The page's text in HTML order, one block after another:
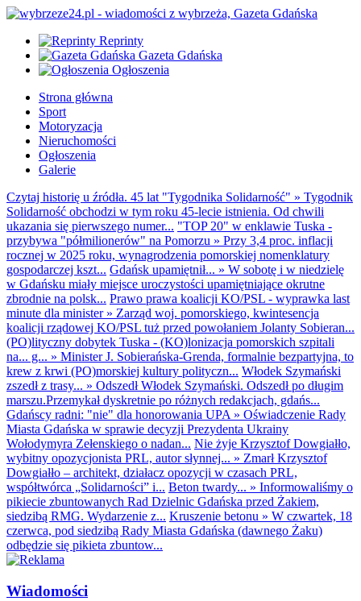
Reprinty
Gazeta Gdańska
Ogłoszenia
Strona główna
Sport
Motoryzacja
Nieruchomości
Ogłoszenia
Galerie
Czytaj historię u źródła. 45 lat "Tygodnika Solidarność" » Tygodnik
Solidarność obchodzi w tym roku 45-lecie istnienia. Od chwili
ukazania się pierwszego numer... "TOP 20" w enklawie Tuska -
przybywa "półmilionerów" na Pomorzu » Przy 3,4 proc. inflacji
rocznej w 2025 roku, wynagrodzenia pomorskiej nomenklatury
gospodarczej kszt... Gdańsk upamiętnił... » W sobotę i w niedzielę
w Gdańsku miały miejsce uroczystości upamiętniające okrutne
zbrodnie na polsk... Prawo prawa koalicji KO/PSL - wyprawka last
minute dla minister» Zarząd woj. pomorskiego, kwintesencja
koalicji rządowej KO/PSL tuż przed powołaniem Jolanty Sobieran...
(PO)lityczny dobytek Tuska - (KO)lonizacja pomorskich szpitali
na... g... » Minister J. Sobierańska-Grenda, formalnie bezpartyjna, to
krew z krwi (PO)morskiej kultury polityczn... Włodek Szymański
zszedł z trasy... » Odszedł Włodek Szymański. Odszedł po długim
marszu.Przemykał dyskretnie po różnych redakcjach, gdańs...
Gdańscy radni: "nie" dla honorowania UPA » Oświadczenie Rady
Miasta Gdańska w sprawie decyzji Prezydenta Ukrainy
Wołodymyra Zełenskiego o nadan... Nie żyje Krzysztof Dowgiałło,
wybitny opozycjonista PRL, autor słynnej... » Zmarł Krzysztof
Dowgiałło – architekt, działacz opozycji w czasach PRL,
współtwórca „Solidarności” i... Beton twardy... » Informowaliśmy o
pikiecie zbuntowanych Rad Dzielnic Gdańska przed Żakiem,
siedzibą RMG. Wydarzenie z... Kruszenie betonu » W czwartek, 18
czerwca, pod siedzibą Rady Miasta Gdańska (dawnego Żaku)
odbędzie się pikieta zbuntow...
Wiadomości